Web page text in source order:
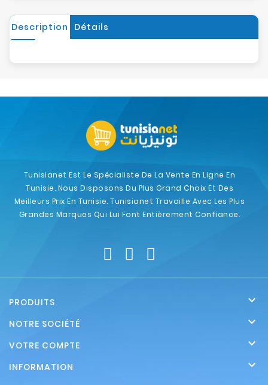
Description Détails
Tunisianet Est Le Spécialiste De La Vente En Ligne En
Tunisie. Nous Disposons Du Plus Grand Choix Et Des
Meilleurs Prix En Tunisie. Tunisianet Travaille Avec Les Plus
Grandes Marques Qui Lui Font Entièrement Confiance.
PRODUITS 
NOTRE SOCIÉTÉ 
VOTRE COMPTE 
INFORMATION 